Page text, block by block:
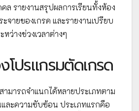
ล รายงานสรุปผลการเรียนทั้งห้อง
จายของเกรด และรายงานเปรียบ
หว่างช่วงเวลาต่างๆ
โปรแกรมตัดเกรด
มารถจำแนกได้หลายประเภทตาม
ละความซับซ้อน ประเภทแรกคือ